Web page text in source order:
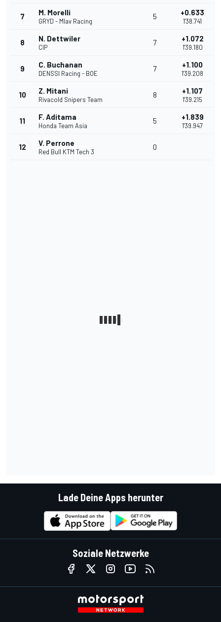
7 M. Morelli
GRYD - Mlav Racing
5 +0.633
1'38.741
8 N. Dettwiler
CIP
7 +1.072
1'39.180
9 C. Buchanan
DENSSI Racing - BOE
7 +1.100
1'39.208
10 Z. Mitani
Rivacold Snipers Team
8 +1.107
1'39.215
11 F. Aditama
Honda Team Asia
5 +1.839
1'39.947
12 V. Perrone
Red Bull KTM Tech 3
0
Lade Deine Apps herunter
Soziale Netzwerke